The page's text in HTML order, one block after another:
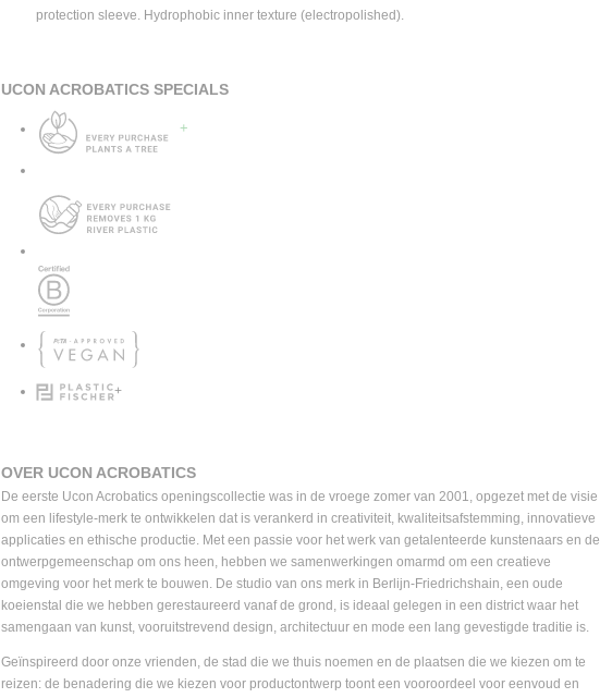
protection sleeve. Hydrophobic inner texture (electropolished).
UCON ACROBATICS SPECIALS
+
+
OVER UCON ACROBATICS
De eerste Ucon Acrobatics openingscollectie was in de vroege zomer van 2001, opgezet met de visie
om een lifestyle-merk te ontwikkelen dat is verankerd in creativiteit, kwaliteitsafstemming, innovatieve
applicaties en ethische productie. Met een passie voor het werk van getalenteerde kunstenaars en de
ontwerpgemeenschap om ons heen, hebben we samenwerkingen omarmd om een creatieve
omgeving voor het merk te bouwen. De studio van ons merk in Berlijn-Friedrichshain, een oude
koeienstal die we hebben gerestaureerd vanaf de grond, is ideaal gelegen in een district waar het
samengaan van kunst, vooruitstrevend design, architectuur en mode een lang gevestigde traditie is.
Geïnspireerd door onze vrienden, de stad die we thuis noemen en de plaatsen die we kiezen om te
reizen: de benadering die we kiezen voor productontwerp toont een vooroordeel voor eenvoud en